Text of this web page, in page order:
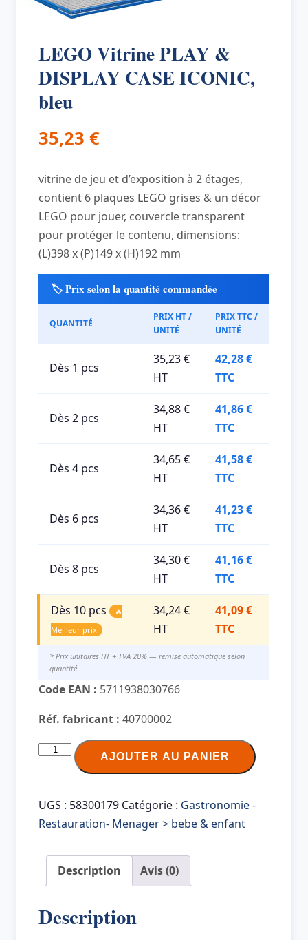
LEGO Vitrine PLAY &
DISPLAY CASE ICONIC,
bleu
35,23 €
vitrine de jeu et d’exposition à 2 étages,
contient 6 plaques LEGO grises & un décor
LEGO pour jouer, couvercle transparent
pour protéger le contenu, dimensions:
(L)398 x (P)149 x (H)192 mm
🏷️ Prix selon la quantité commandée
QUANTITÉ
PRIX HT /
UNITÉ
PRIX TTC /
UNITÉ
Dès 1 pcs
35,23 €
HT
42,28 €
TTC
Dès 2 pcs
34,88 €
HT
41,86 €
TTC
Dès 4 pcs
34,65 €
HT
41,58 €
TTC
Dès 6 pcs
34,36 €
HT
41,23 €
TTC
Dès 8 pcs
34,30 €
HT
41,16 €
TTC
Dès 10 pcs
🔥
Meilleur prix
34,24 €
HT
41,09 €
TTC
* Prix unitaires HT + TVA 20% — remise automatique selon
quantité
Code EAN : 5711938030766
Réf. fabricant : 40700002
quantité
Vitrine
PLAY
DISPLAY
CASE
bleu
AJOUTER AU PANIER
UGS : 58300179 Catégorie : Gastronomie -
Restauration- Menager > bebe & enfant
Description Avis (0)
Description